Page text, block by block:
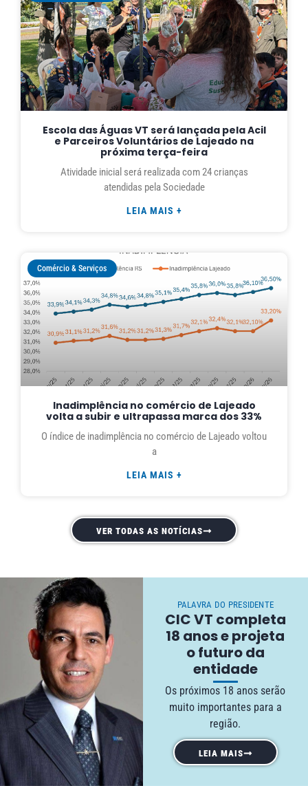
Escola das Águas VT será lançada pela Acil
e Parceiros Voluntários de Lajeado na
próxima terça-feira
Atividade inicial será realizada com 24 crianças
atendidas pela Sociedade
LEIA MAIS +
Comércio & Serviços
Inadimplência no comércio de Lajeado
volta a subir e ultrapassa marca dos 33%
O índice de inadimplência no comércio de Lajeado voltou
a
LEIA MAIS +
VER TODAS AS NOTÍCIAS
PALAVRA DO PRESIDENTE
CIC VT completa
18 anos e projeta
o futuro da
entidade
Os próximos 18 anos serão
muito importantes para a
região.
LEIA MAIS